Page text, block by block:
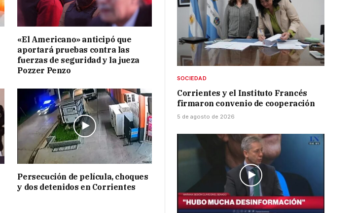
«El Americano» anticipó que
aportará pruebas contra las
fuerzas de seguridad y la jueza
Pozzer Penzo
Persecución de película, choques
y dos detenidos en Corrientes
SOCIEDAD
Corrientes y el Instituto Francés
firmaron convenio de cooperación
5 de agosto de 2026